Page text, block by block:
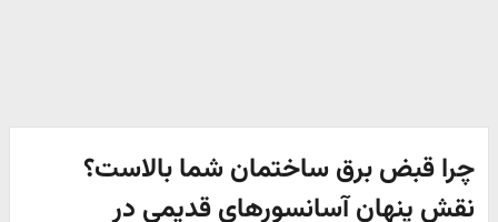
چرا قبض برق ساختمان شما بالاست؟
نقش پنهان آسانسورهای قدیمی در